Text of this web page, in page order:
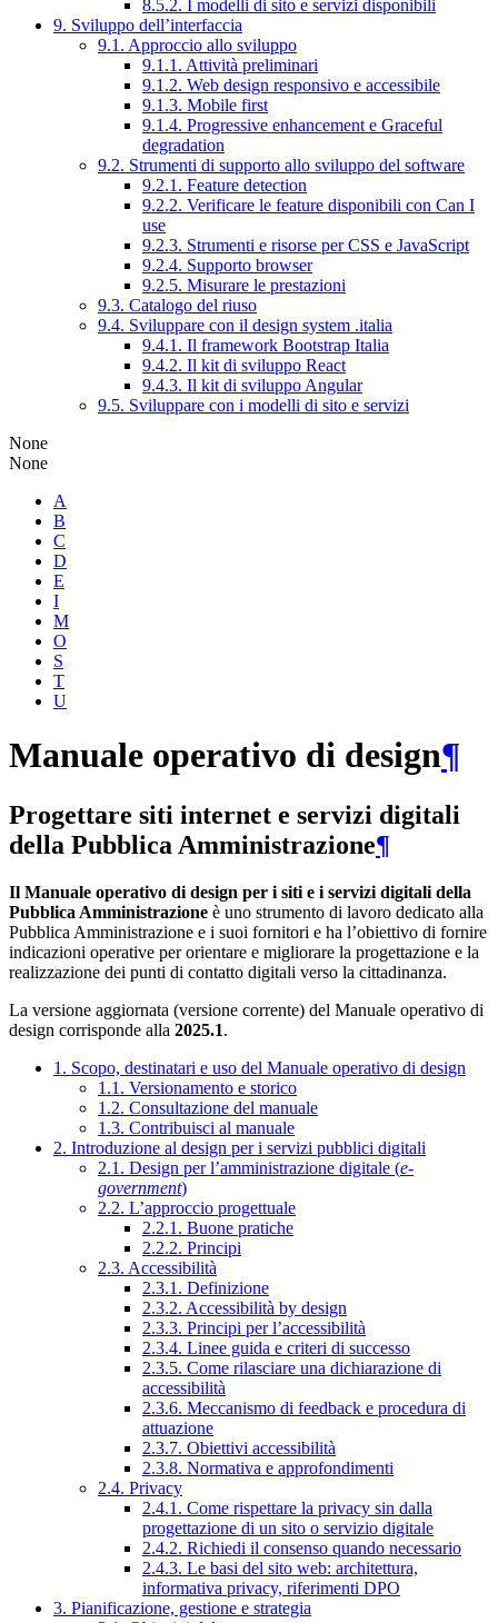
8.5.2. I modelli di sito e servizi disponibili
9. Sviluppo dell’interfaccia
9.1. Approccio allo sviluppo
9.1.1. Attività preliminari
9.1.2. Web design responsivo e accessibile
9.1.3. Mobile first
9.1.4. Progressive enhancement e Graceful
degradation
9.2. Strumenti di supporto allo sviluppo del software
9.2.1. Feature detection
9.2.2. Verificare le feature disponibili con Can I
use
9.2.3. Strumenti e risorse per CSS e JavaScript
9.2.4. Supporto browser
9.2.5. Misurare le prestazioni
9.3. Catalogo del riuso
9.4. Sviluppare con il design system .italia
9.4.1. Il framework Bootstrap Italia
9.4.2. Il kit di sviluppo React
9.4.3. Il kit di sviluppo Angular
9.5. Sviluppare con i modelli di sito e servizi
None
None
A
B
C
D
E
I
M
O
S
T
U
Manuale operativo di design¶
Progettare siti internet e servizi digitali
della Pubblica Amministrazione¶
Il Manuale operativo di design per i siti e i servizi digitali della
Pubblica Amministrazione è uno strumento di lavoro dedicato alla
Pubblica Amministrazione e i suoi fornitori e ha l’obiettivo di fornire
indicazioni operative per orientare e migliorare la progettazione e la
realizzazione dei punti di contatto digitali verso la cittadinanza.
La versione aggiornata (versione corrente) del Manuale operativo di
design corrisponde alla 2025.1.
1. Scopo, destinatari e uso del Manuale operativo di design
1.1. Versionamento e storico
1.2. Consultazione del manuale
1.3. Contribuisci al manuale
2. Introduzione al design per i servizi pubblici digitali
2.1. Design per l’amministrazione digitale (e-
government)
2.2. L’approccio progettuale
2.2.1. Buone pratiche
2.2.2. Principi
2.3. Accessibilità
2.3.1. Definizione
2.3.2. Accessibilità by design
2.3.3. Principi per l’accessibilità
2.3.4. Linee guida e criteri di successo
2.3.5. Come rilasciare una dichiarazione di
accessibilità
2.3.6. Meccanismo di feedback e procedura di
attuazione
2.3.7. Obiettivi accessibilità
2.3.8. Normativa e approfondimenti
2.4. Privacy
2.4.1. Come rispettare la privacy sin dalla
progettazione di un sito o servizio digitale
2.4.2. Richiedi il consenso quando necessario
2.4.3. Le basi del sito web: architettura,
informativa privacy, riferimenti DPO
3. Pianificazione, gestione e strategia